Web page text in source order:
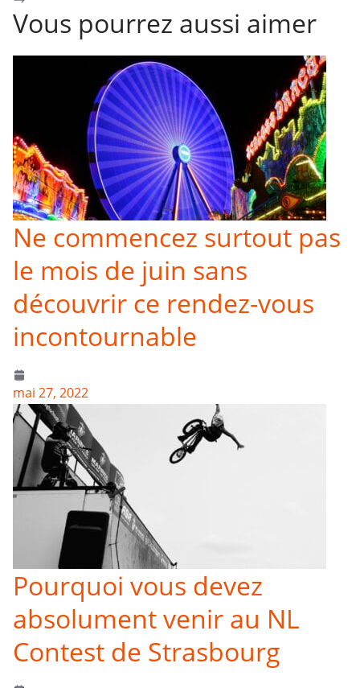
Vous pourrez aussi aimer
Ne commencez surtout pas
le mois de juin sans
découvrir ce rendez-vous
incontournable
mai 27, 2022
Pourquoi vous devez
absolument venir au NL
Contest de Strasbourg